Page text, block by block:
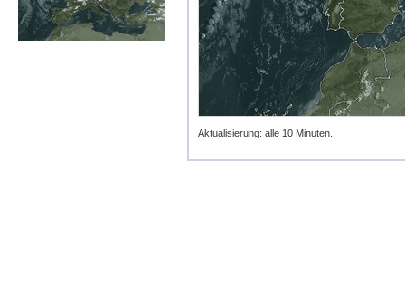
Aktualisierung: alle 10 Minuten.